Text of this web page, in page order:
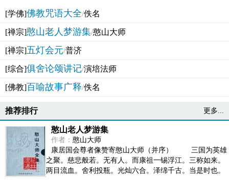
[学佛]佛教咒语大全/佚名
[禅宗]憨山老人梦游集/憨山大师
[禅宗]五灯会元/普济
[综合]俱舍论颂讲记/演培法师
[佛教]百喻故事广释/佚名
推荐排行 更多...
憨山老人梦游集
作者： 憨山大师
康居国会尊者像赞寄憨山大师（并序） 三国为英雄
之聚。慈悲般若。无有人。而康祖一锡浮江。三称如来。
两目流血。舍利投瓶。光灿六合。泽绵千古。当是时也。